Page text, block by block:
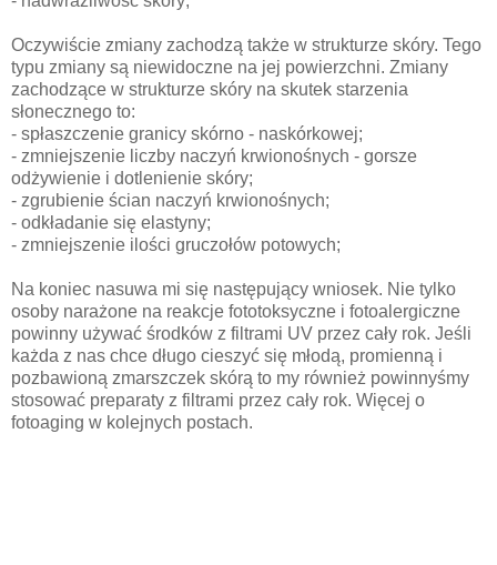
Oczywiście zmiany zachodzą także w strukturze skóry. Tego
typu zmiany są niewidoczne na jej powierzchni. Zmiany
zachodzące w strukturze skóry na skutek starzenia
słonecznego to:
- spłaszczenie granicy skórno - naskórkowej;
- zmniejszenie liczby naczyń krwionośnych - gorsze
odżywienie i dotlenienie skóry;
- zgrubienie ścian naczyń krwionośnych;
- odkładanie się elastyny;
- zmniejszenie ilości gruczołów potowych;
Na koniec nasuwa mi się następujący wniosek. Nie tylko
osoby narażone na reakcje fototoksyczne i fotoalergiczne
powinny używać środków z filtrami UV przez cały rok. Jeśli
każda z nas chce długo cieszyć się młodą, promienną i
pozbawioną zmarszczek skórą to my również powinnyśmy
stosować preparaty z filtrami przez cały rok. Więcej o
fotoaging w kolejnych postach.